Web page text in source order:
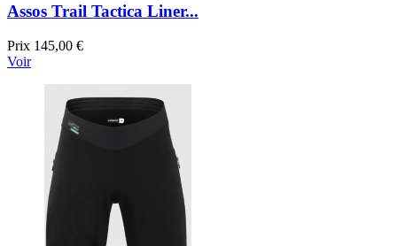
Assos Trail Tactica Liner...
Prix 145,00 €
Voir